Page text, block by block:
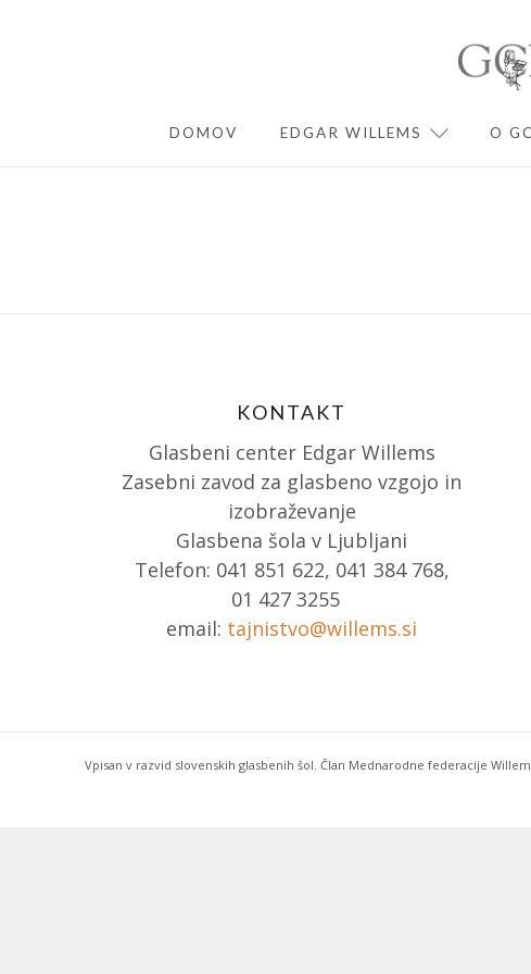
DOMOV EDGAR WILLEMS EXPAND
O
KONTAKT
Glasbeni center Edgar Willems
Zasebni zavod za glasbeno vzgojo in
izobraževanje
Glasbena šola v Ljubljani
Telefon: 041 851 622, 041 384 768,
01 427 3255
email: tajnistvo@willems.si
Vpisan v razvid slovenskih glasbenih šol. Član Mednarodne federacije